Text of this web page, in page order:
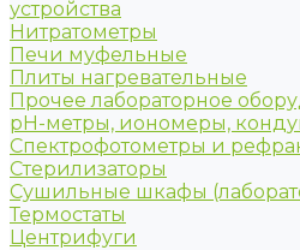
устройства
Нитратометры
Печи муфельные
Плиты нагревательные
Прочее лабораторное
рН-метры, иономеры,
Спектрофотометры и
Стерилизаторы
Сушильные шкафы
Термостаты
Центрифуги